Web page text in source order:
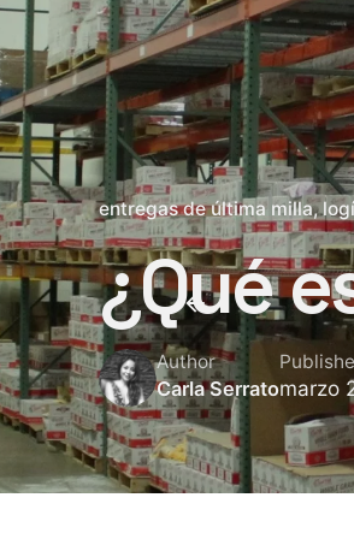
entregas de última milla
¿Qué
Author
Carla Serratomarzo